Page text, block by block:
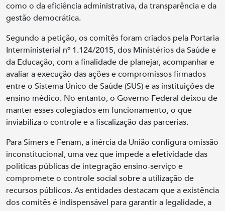
como o da eficiência administrativa, da transparência e da
gestão democrática.
Segundo a petição, os comitês foram criados pela Portaria
Interministerial nº 1.124/2015, dos Ministérios da Saúde e
da Educação, com a finalidade de planejar, acompanhar e
avaliar a execução das ações e compromissos firmados
entre o Sistema Único de Saúde (SUS) e as instituições de
ensino médico. No entanto, o Governo Federal deixou de
manter esses colegiados em funcionamento, o que
inviabiliza o controle e a fiscalização das parcerias.
Para Simers e Fenam, a inércia da União configura omissão
inconstitucional, uma vez que impede a efetividade das
políticas públicas de integração ensino-serviço e
compromete o controle social sobre a utilização de
recursos públicos. As entidades destacam que a existência
dos comitês é indispensável para garantir a legalidade, a